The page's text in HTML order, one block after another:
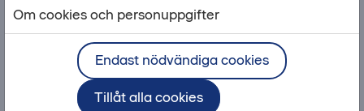
Om cookies och personuppgifter
Endast nödvändiga cookies
Tillåt alla cookies
Bra att ha med produkten